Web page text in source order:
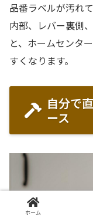
品番ラベルが汚れ
内部、レバー裏側
と、ホームセンタ
すくなります。
自分で
ース
ホーム